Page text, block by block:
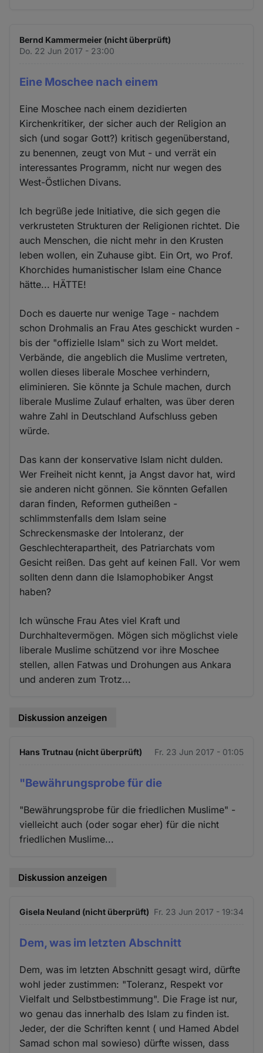
Bernd Kammermeier (nicht überprüft)
Do. 22 Jun 2017 - 23:00
Eine Moschee nach einem
Eine Moschee nach einem dezidierten
Kirchenkritiker, der sicher auch der Religion an
sich (und sogar Gott?) kritisch gegenüberstand,
zu benennen, zeugt von Mut - und verrät ein
interessantes Programm, nicht nur wegen des
West-Östlichen Divans.
Ich begrüße jede Initiative, die sich gegen die
verkrusteten Strukturen der Religionen richtet. Die
auch Menschen, die nicht mehr in den Krusten
leben wollen, ein Zuhause gibt. Ein Ort, wo Prof.
Khorchides humanistischer Islam eine Chance
hätte... HÄTTE!
Doch es dauerte nur wenige Tage - nachdem
schon Drohmalis an Frau Ates geschickt wurden -
bis der "offizielle Islam" sich zu Wort meldet.
Verbände, die angeblich die Muslime vertreten,
wollen dieses liberale Moschee verhindern,
eliminieren. Sie könnte ja Schule machen, durch
liberale Muslime Zulauf erhalten, was über deren
wahre Zahl in Deutschland Aufschluss geben
würde.
Das kann der konservative Islam nicht dulden.
Wer Freiheit nicht kennt, ja Angst davor hat, wird
sie anderen nicht gönnen. Sie könnten Gefallen
daran finden, Reformen gutheißen -
schlimmstenfalls dem Islam seine
Schreckensmaske der Intoleranz, der
Geschlechterapartheit, des Patriarchats vom
Gesicht reißen. Das geht auf keinen Fall. Vor wem
sollten denn dann die Islamophobiker Angst
haben?
Ich wünsche Frau Ates viel Kraft und
Durchhaltevermögen. Mögen sich möglichst viele
liberale Muslime schützend vor ihre Moschee
stellen, allen Fatwas und Drohungen aus Ankara
und anderen zum Trotz...
Diskussion anzeigen
Hans Trutnau (nicht überprüft) Fr. 23 Jun 2017 - 01:05
"Bewährungsprobe für die
"Bewährungsprobe für die friedlichen Muslime" -
vielleicht auch (oder sogar eher) für die nicht
friedlichen Muslime...
Diskussion anzeigen
Gisela Neuland (nicht überprüft) Fr. 23 Jun 2017 - 19:34
Dem, was im letzten Abschnitt
Dem, was im letzten Abschnitt gesagt wird, dürfte
wohl jeder zustimmen: "Toleranz, Respekt vor
Vielfalt und Selbstbestimmung". Die Frage ist nur,
wo genau das innerhalb des Islam zu finden ist.
Jeder, der die Schriften kennt ( und Hamed Abdel
Samad schon mal sowieso) dürfte wissen, dass